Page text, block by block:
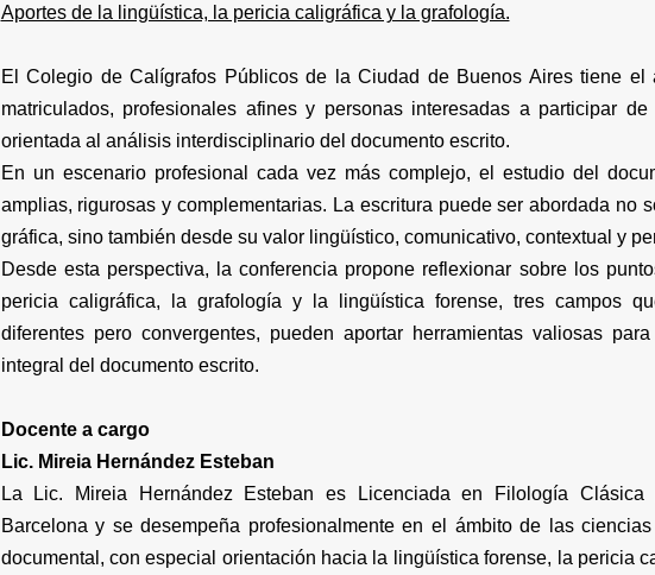
Aportes de la lingüística, la pericia caligráfica y la grafología.
El Colegio de Calígrafos Públicos de la Ciudad de Buenos Aires tiene el
matriculados, profesionales afines y personas interesadas a participar de
orientada al análisis interdisciplinario del documento escrito.
En un escenario profesional cada vez más complejo, el estudio del
amplias, rigurosas y complementarias. La escritura puede ser abordada no
gráfica, sino también desde su valor lingüístico, comunicativo, contextual y
Desde esta perspectiva, la conferencia propone reflexionar sobre los
pericia caligráfica, la grafología y la lingüística forense, tres campos
diferentes pero convergentes, pueden aportar herramientas valiosas
integral del documento escrito.
Docente a cargo
Lic. Mireia Hernández Esteban
La Lic. Mireia Hernández Esteban es Licenciada en Filología
Barcelona y se desempeña profesionalmente en el ámbito de las
documental, con especial orientación hacia la lingüística forense, la pericia